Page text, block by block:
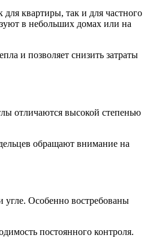
квартиры, так и для частного
в небольших домах или на
и позволяет снизить затраты
отличаются высокой степенью
обращают внимание на
угле. Особенно востребованы
постоянного контроля.